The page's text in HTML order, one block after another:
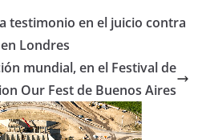
testimonio en el juicio contra
Londres
mundial, en el Festival de
Our Fest de Buenos Aires